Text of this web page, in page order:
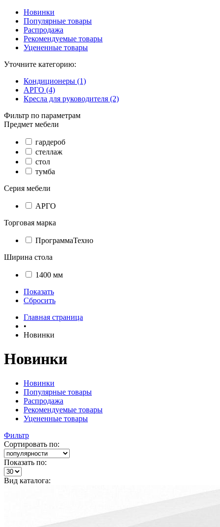
Новинки
Популярные товары
Распродажа
Рекомендуемые товары
Уцененные товары
Уточните категорию:
Кондиционеры (1)
АРГО (4)
Кресла для руководителя (2)
Фильтр по параметрам
Предмет мебели
гардероб
стеллаж
стол
тумба
Серия мебели
АРГО
Торговая марка
ПрограммаТехно
Ширина стола
1400 мм
Показать
Сбросить
Главная страница
•
Новинки
Новинки
Новинки
Популярные товары
Распродажа
Рекомендуемые товары
Уцененные товары
Фильтр
Сортировать по:
Показать по:
Вид каталога: